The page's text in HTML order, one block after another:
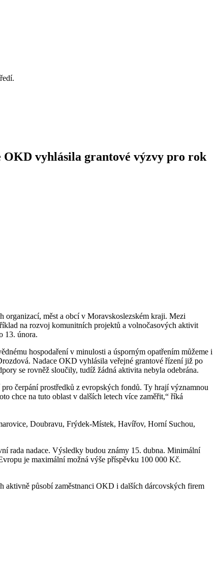
OKD vyhlásila grantové výzvy pro rok
organizací, měst a obcí v Moravskoslezském kraji. Mezi
na rozvoj komunitních projektů a volnočasových aktivit
13. února.
hospodaření v minulosti a úsporným opatřením můžeme i
Nadace OKD vyhlásila veřejné grantové řízení již po
se rovněž sloučily, tudíž žádná aktivita nebyla odebrána.
čerpání prostředků z evropských fondů. Ty hrají významnou
chce na tuto oblast v dalších letech více zaměřit,“ říká
Doubravu, Frýdek-Místek, Havířov, Horní Suchou,
rada nadace. Výsledky budou známy 15. dubna. Minimální
je maximální možná výše příspěvku 100 000 Kč.
aktivně působí zaměstnanci OKD i dalších dárcovských firem